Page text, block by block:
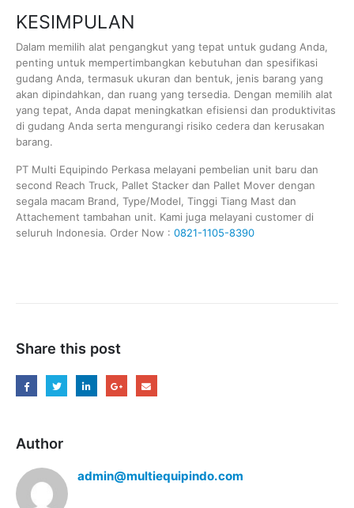
KESIMPULAN
Dalam memilih alat pengangkut yang tepat untuk gudang Anda,
penting untuk mempertimbangkan kebutuhan dan spesifikasi
gudang Anda, termasuk ukuran dan bentuk, jenis barang yang
akan dipindahkan, dan ruang yang tersedia. Dengan memilih alat
yang tepat, Anda dapat meningkatkan efisiensi dan produktivitas
di gudang Anda serta mengurangi risiko cedera dan kerusakan
barang.
PT Multi Equipindo Perkasa melayani pembelian unit baru dan
second Reach Truck, Pallet Stacker dan Pallet Mover dengan
segala macam Brand, Type/Model, Tinggi Tiang Mast dan
Attachement tambahan unit. Kami juga melayani customer di
seluruh Indonesia. Order Now : 0821-1105-8390
Share this post
Author
admin@multiequipindo.com